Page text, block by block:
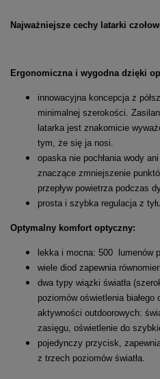
Najważniejsze cechy latarki
Ergonomiczna i wygodna dzięki
innowacyjna koncepcja z
minimalnej szerokości.
latarka jest znakomicie
tym, że się ja nosi.
opaska nie pochłania wody
znaczące zmniejszenie
przepływ powietrza podczas
prosta i szybka regulacja z
Optymalny komfort optyczny:
lekka i mocna: 500 lumenów
wiele diod zapewnia
dwa typy wiązki światła
poziomów oświetlenia
aktywności outdoorowych:
zasięgu, oświetlenie do
pojedynczy przycisk,
z trzech poziomów światła.